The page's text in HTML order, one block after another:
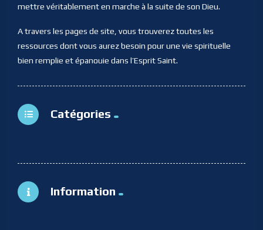
mettre véritablement en marche à la suite de son Dieu.
A travers les pages de site, vous trouverez toutes les
ressources dont vous aurez besoin pour une vie spirituelle
bien remplie et épanouie dans l’Esprit Saint.
Catégories
Information